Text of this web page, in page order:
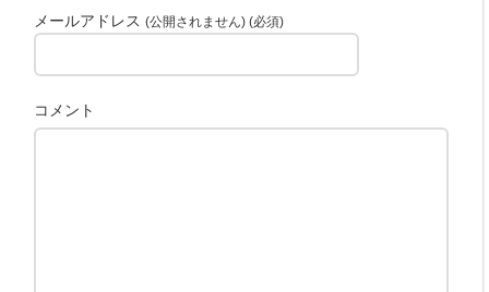
メールアドレス(公開されません) (必須)
コメント